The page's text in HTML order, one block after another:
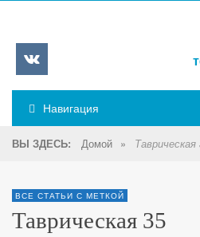
Навигация
ВЫ ЗДЕСЬ: Домой » Таврическая
ВСЕ СТАТЬИ С МЕТКОЙ
Таврическая 35